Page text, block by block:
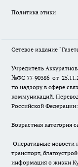
Политика этики
Сетевое издание
Учредитель
№ФС 77-90386 от
по надзору в сфере
коммуникаций.
Российской Федерации:
Возрастная категория
Оперативные новости
транспорт,
информация о жизни